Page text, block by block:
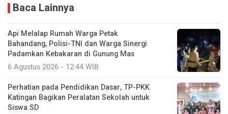
Baca Lainnya
Api Melalap Rumah Warga Petak
Bahandang, Polisi-TNI dan Warga Sinergi
Padamkan Kebakaran di Gunung Mas
6 Agustus 2026 - 12:44 WIB
Perhatian pada Pendidikan Dasar, TP-PKK
Katingan Bagikan Peralatan Sekolah untuk
Siswa SD